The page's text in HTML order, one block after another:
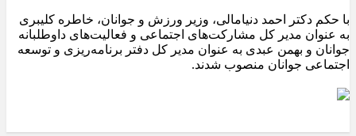
با حکم دکتر احمد دنیامالی، وزیر ورزش و جوانان، خاطره کلیبری
به عنوان مدیر کل مشارکت‌های اجتماعی و فعالیت‌های داوطلبانه
جوانان و بهمن عبدی به عنوان مدیر کل دفتر برنامه‌ریزی و توسعه
اجتماعی جوانان منصوب شدند.